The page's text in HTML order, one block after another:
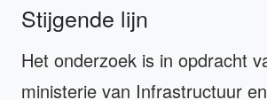
Stijgende lijn
Het onderzoek is in opdracht
ministerie van Infrastructuur